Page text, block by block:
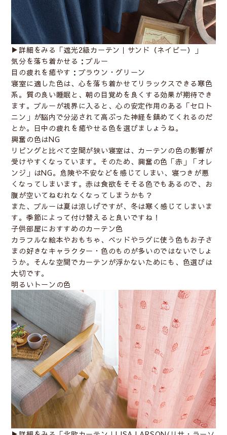
▶︎詳細をみる「遮光2級カーテン｜サンド（ネイビー）
」
気分を落ち着かせる：ブルー
目の疲れを癒やす：ブラウン・グリーン
寝室に適した色は、心を落ち着かせてリラックスできる寒色
系。質の良い睡眠と、朝の目覚めを良くする効果が期待でき
ます。ブルーが視界に入ると、心の安定作用のある「セロト
ニン」が脳内で分泌されて高ぶった神経を鎮めてくれるのだ
とか。日中の疲れを癒やせる色を選びましょうね。
興奮の色はNG
リビングと比べて空間が狭い寝室は、カーテンの色の影響が
受けやすくなっています。そのため、興奮の色「赤」「オレ
ンジ」はNG。危険や不安などを感じてしまい、寝つきが悪
くなってしまいます。赤は食欲をそそる色でもあるので、お
腹が空いてねむれなくなってしまうかも？
また、ブルーは夏は涼しげですが、冬は寒く感じてしまいま
す。季節によって付け替えると良いですね！
子供部屋におすすめのカーテン色
カラフルな絵本やおもちゃ、ベッドやラグに使う色もお子さ
まの好きなキャラクター・色のものが多いのではないでしょ
うか。そんな空間でカーテンが浮かないためにも、色選びは
大切です。
明るいトーンの色